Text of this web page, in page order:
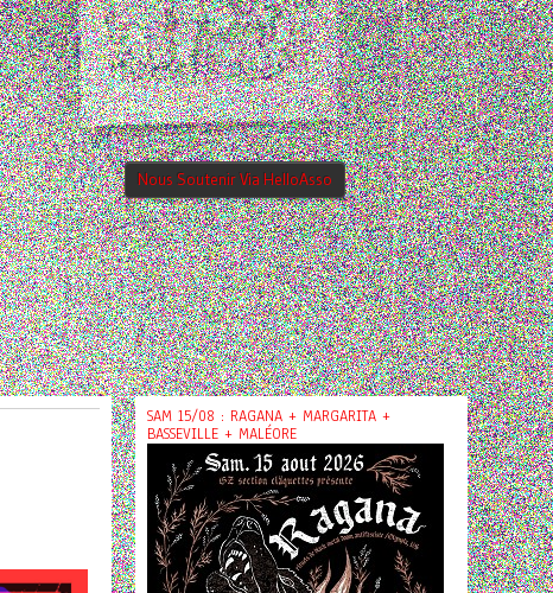
Nous Soutenir Via HelloAsso
SAM 15/08 : RAGANA + MARGARITA +
BASSEVILLE + MALÉORE